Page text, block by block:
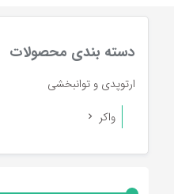
دسته بندی محصولات
ارتوپدی و توانبخشی
واکر